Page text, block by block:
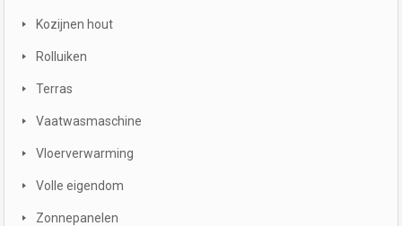
Kozijnen hout
Rolluiken
Terras
Vaatwasmaschine
Vloerverwarming
Volle eigendom
Zonnepanelen